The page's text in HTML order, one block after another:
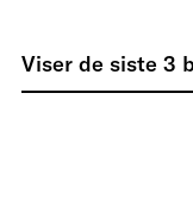
Viser de siste 3